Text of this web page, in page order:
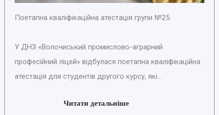
Поетапна кваліфікаційна атестація групи №25
У ДНЗ «Волочиський промислово-аграрний
професійний ліцей» відбулася поетапна кваліфікаційна
атестація для студентів другого курсу, які...
Читати детальніше